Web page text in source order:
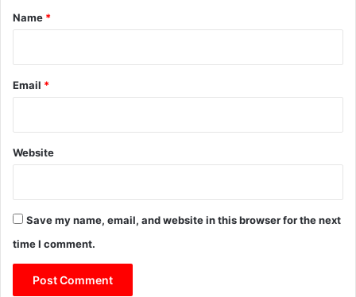
*
Name *
Email *
Website
Save my name, email, and website in this browser for the next
time I comment.